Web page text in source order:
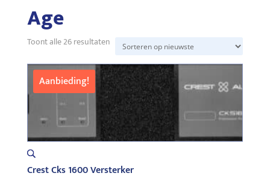
Age
Toont alle 26 resultatenGesorteerd
nieuwste
Aanbieding!
Crest Cks 1600 Versterker